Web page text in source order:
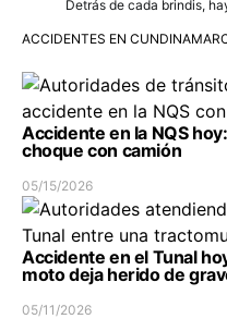
Detrás de cada brindis,
ACCIDENTES EN
Accidente en la NQS
choque con camión
05/15/2026
Accidente en el Tunal
moto deja herido de
05/11/2026